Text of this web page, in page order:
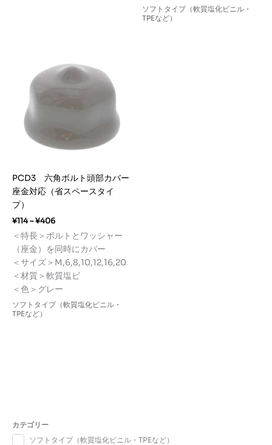
カテゴリー
ソフトタイプ（軟質塩化ビニル・TPEなど）
ソフトタイプ（軟質塩化ビニル・
TPEなど）
PCD3 六角ボルト頭部カバー
座金対応（省スペースタイ
プ）
¥114–¥406価
帯:
¥114
–
¥406
＜特長＞ボルトとワッシャー
（座金）を同時にカバー
＜サイズ＞M,6,8,10,12,16,20
＜材質＞軟質塩ビ
＜色＞グレー
ソフトタイプ（軟質塩化ビニル・
TPEなど）